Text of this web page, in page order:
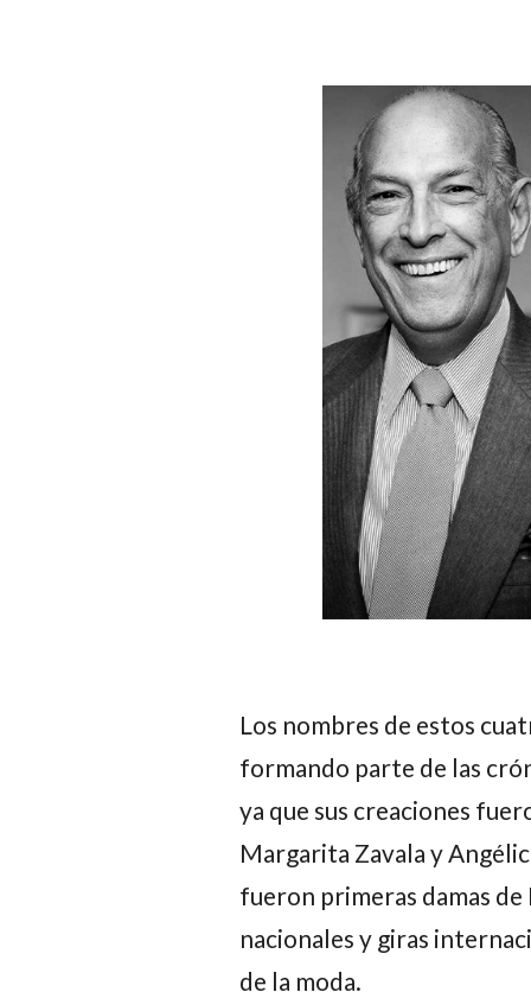
Los nombres de estos
formando parte de las
ya que sus creaciones
Margarita Zavala y
fueron primeras damas
nacionales y giras
de la moda.